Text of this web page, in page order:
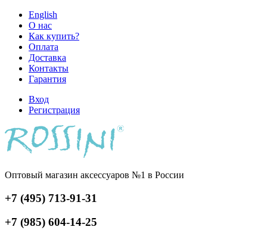
English
О нас
Как купить?
Оплата
Доставка
Контакты
Гарантия
Вход
Регистрация
Оптовый магазин аксессуаров №1 в России
+7 (495) 713-91-31
+7 (985) 604-14-25